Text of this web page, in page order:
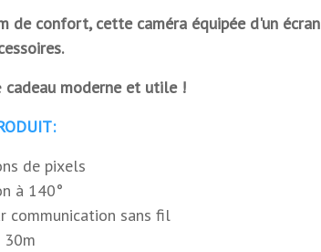
de confort, cette caméra équipée d'un
cadeau moderne et utile !
de pixels
à 140°
communication sans fil
30m